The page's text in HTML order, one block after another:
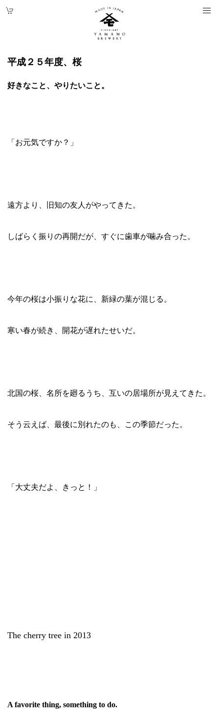
平成２５年度、桜
好きなこと、やりたいこと。
「お元気ですか？」
遠方より、旧知の友人がやってきた。
しばらく振りの再開だが、すぐに歯車が噛み合った。
今年の桜は小振りな花に、新緑の葉が混じる。
寒い春が続き、開花が遅れたせいだ。
北国の桜、名所を廻るうち、互いの居場所が見えてきた。
そう云えば、最後に別れたのも、この季節だった。
「大丈夫だよ、きっと！」
The cherry tree in 2013
A favorite thing, something to do.